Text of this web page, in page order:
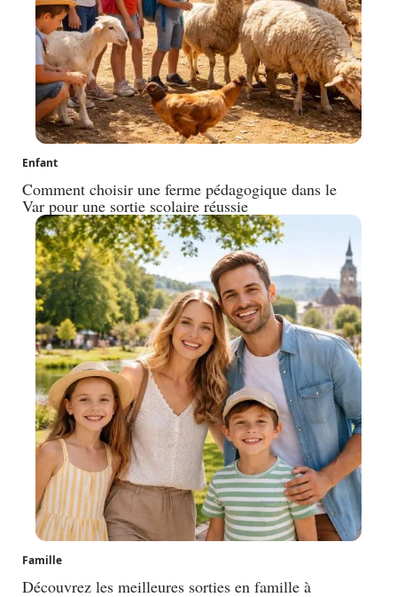
Enfant
Comment choisir une ferme pédagogique dans le
Var pour une sortie scolaire réussie
Famille
Découvrez les meilleures sorties en famille à